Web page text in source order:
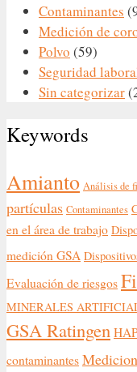
Contaminantes
Medición de
Polvo (59)
Seguridad
Sin categorizar
Keywords
Amianto Análisis de
partículas Contaminantes
en el área de trabajo
medición GSA
Evaluación de riesgos
MINERALES
GSA Ratingen
contaminantes